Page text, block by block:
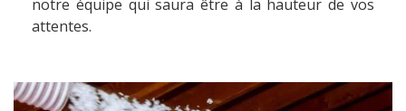
notre équipe qui saura être à la hauteur de vos
attentes.